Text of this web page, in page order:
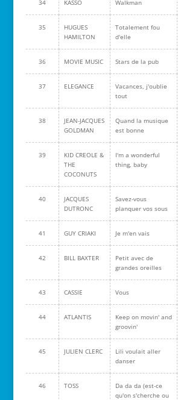
34 KASSO Walkman
35
HUGUES
HAMILTON
Totalement fou
d'elle
36 MOVIE MUSIC Stars de la pub
37 ELEGANCE
Vacances, j'oublie
tout
38
JEAN-JACQUES
GOLDMAN
Quand la musique
est bonne
39
KID CREOLE &
THE
COCONUTS
I'm a wonderful
thing, baby
40
JACQUES
DUTRONC
Savez-vous
planquer vos sous
41 GUY CRIAKI Je m'en vais
42 BILL BAXTER
Petit avec de
grandes oreilles
43 CASSIE Vous
44 ATLANTIS
Keep on movin' and
groovin'
45 JULIEN CLERC
Lili voulait aller
danser
46 TOSS
Da da da (est-ce
qu'on s'cherche ou